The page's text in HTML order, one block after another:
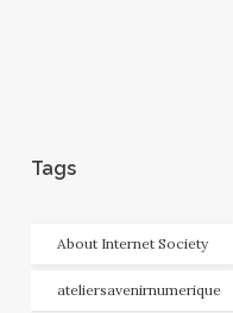
Tags
About Internet Society
ateliersavenirnumerique